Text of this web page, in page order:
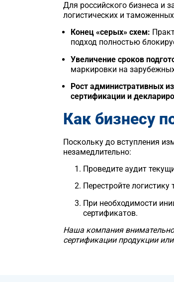
Для российского бизнеса и
логистических и
Конец «серых» схем:
подход полностью
Увеличение сроков
маркировки на
Рост административных
сертификации и
Как бизнесу
Поскольку до вступления
незамедлительно:
Проведите аудит
Перестройте логистику
При необходимости
сертификатов.
Наша компания
сертификации продукции